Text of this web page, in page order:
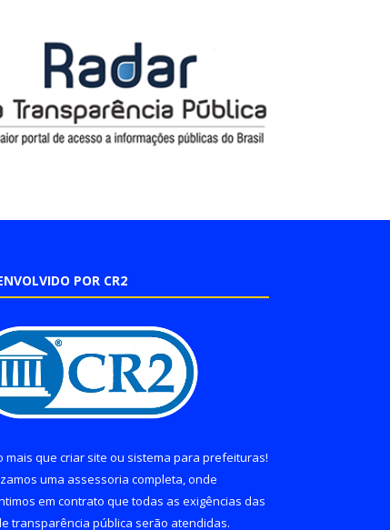
POR CR2
mais que criar site ou sistema para prefeituras!
uma assessoria completa, onde
em contrato que todas as exigências das
transparência pública serão atendidas.